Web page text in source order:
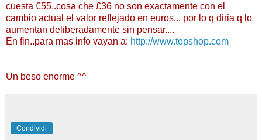
cuesta €55..cosa che £36 no son exactamente con el
cambio actual el valor reflejado en euros... por lo q diria q lo
aumentan deliberadamente sin pensar....
En fin..para mas info vayan a: http://www.topshop.com
Un beso enorme ^^
Condividi